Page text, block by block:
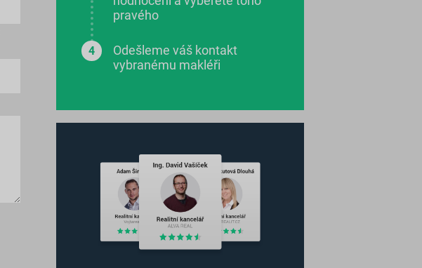
pravého
Odešleme váš kontakt
vybranému makléři